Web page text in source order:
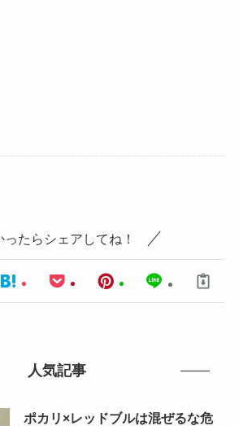
ったらシェアしてね！
人気記事
ポカリ×レッドブルは混ぜるな危